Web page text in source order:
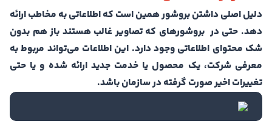
دلیل اصلی داشتن بروشور همین است که اطلاعاتی به مخاطب ارائه
دهد. حتی در بروشورهای که تصاویر غالب هستند باز هم بدون
شک محتوای اطلاعاتی وجود دارد. این اطلاعات می‌تواند مربوط به
معرفی شرکت، یک محصول یا خدمت جدید ارائه شده و یا حتی
تغییرات اخیر صورت گرفته در سازمان باشد.